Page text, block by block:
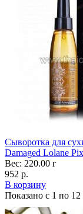
Сыворотка для
Damaged Lolane
Вес: 220.00 г
952 р.
В корзину
Показано с 1 по